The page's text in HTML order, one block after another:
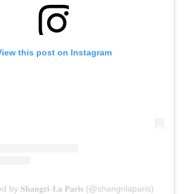
this post on Instagram
by 𝐒𝐡𝐚𝐧𝐠𝐫𝐢-𝐋𝐚 𝐏𝐚𝐫𝐢𝐬 (@shangrilaparis)